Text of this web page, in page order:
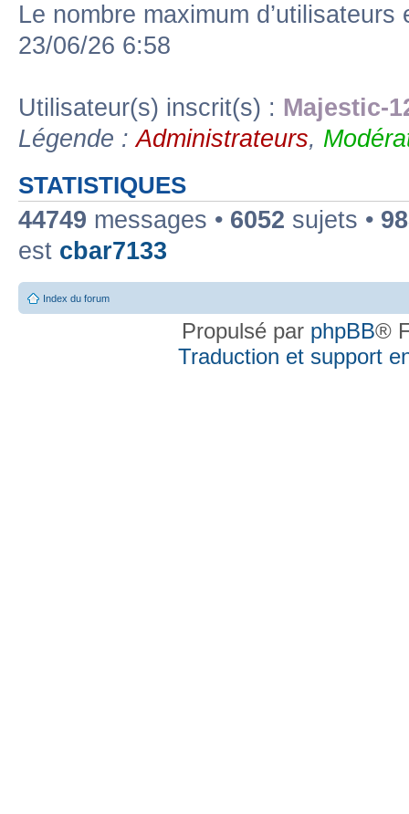
Le nombre maximum
23/06/26 6:58
Utilisateur(s) inscrit(s) : Majestic-
Légende :Administrateurs,
STATISTIQUES
44749 messages • 6052 sujets •
est cbar7133
Index du forum
Propulsé par phpBB®
Traduction et support